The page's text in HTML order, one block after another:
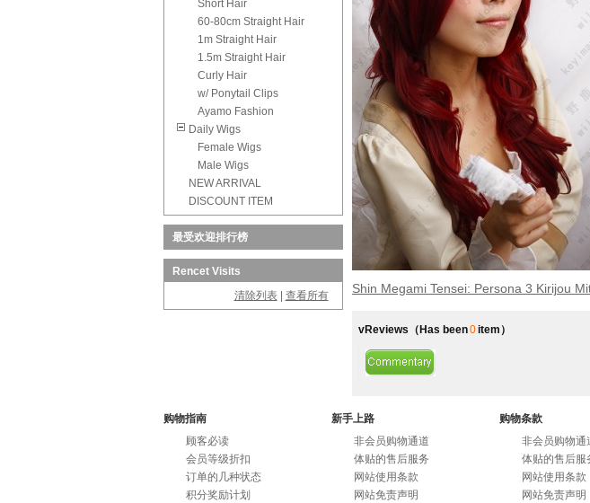
Short Hair
60-80cm Straight Hair
1m Straight Hair
1.5m Straight Hair
Curly Hair
w/ Ponytail Clips
Ayamo Fashion
Daily Wigs
Female Wigs
Male Wigs
NEW ARRIVAL
DISCOUNT ITEM
最受欢迎排行榜
Rencet Visits
清除列表| 查看所有 Shin Megami Tensei: Persona 3 Kirijou
vReviews （Has been0item）
购物指南
顾客必读
会员等级折扣
订单的几种状态
积分奖励计划
新手上路
非会员购物通道
体贴的售后服务
网站使用条款
网站免责声明
购物条款
非会员购物通
体贴的售后服
网站使用条款
网站免责声明